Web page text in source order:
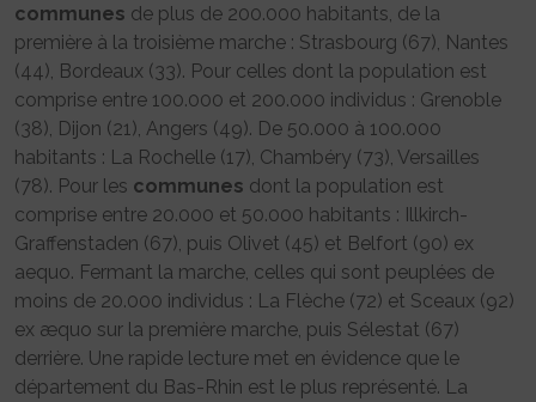
communes de plus de 200.000 habitants, de la
première à la troisième marche : Strasbourg (67), Nantes
(44), Bordeaux (33). Pour celles dont la population est
comprise entre 100.000 et 200.000 individus : Grenoble
(38), Dijon (21), Angers (49). De 50.000 à 100.000
habitants : La Rochelle (17), Chambéry (73), Versailles
(78). Pour les communes dont la population est
comprise entre 20.000 et 50.000 habitants : Illkirch-
Graffenstaden (67), puis Olivet (45) et Belfort (90) ex
aequo. Fermant la marche, celles qui sont peuplées de
moins de 20.000 individus : La Flèche (72) et Sceaux (92)
ex æquo sur la première marche, puis Sélestat (67)
derrière. Une rapide lecture met en évidence que le
département du Bas-Rhin est le plus représenté. La